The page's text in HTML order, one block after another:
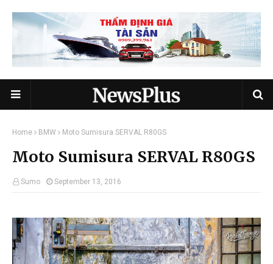
Home BMW Moto Sumisura SERVAL R80GS
Moto Sumisura SERVAL R80GS
Sumo September 13, 2016